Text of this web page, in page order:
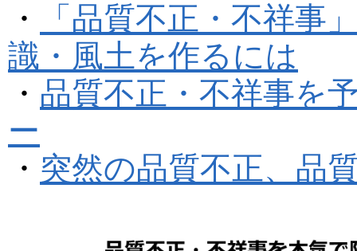
・
「品質不正・不祥事
識・風土を作るには
・ 品質不正・不祥事を
ー
・ 突然の品質不正、品